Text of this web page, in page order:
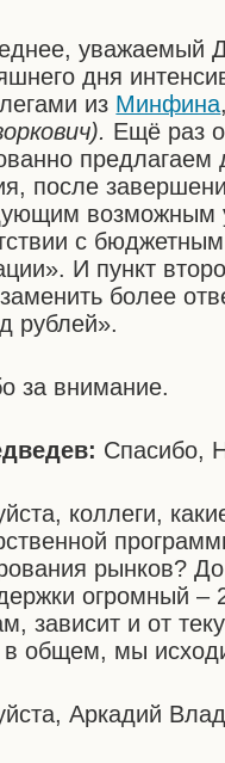
уважаемый
дня
из Минфина
Ещё раз
предлагаем
после
возможным
с
И пункт
более
рублей».
за внимание.
Спасибо,
коллеги,
рынков?
огромный –
зависит и от
общем, мы
Аркадий